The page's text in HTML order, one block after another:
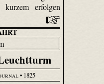
erfolgen
• 1825